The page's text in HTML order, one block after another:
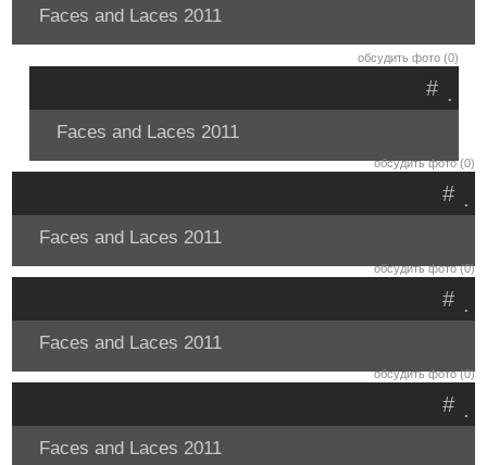
Faces and Laces 2011
обсудить фото (0)
.
#
Faces and Laces 2011
обсудить фото (0)
.
#
Faces and Laces 2011
обсудить фото (0)
.
#
Faces and Laces 2011
обсудить фото (0)
.
#
Faces and Laces 2011